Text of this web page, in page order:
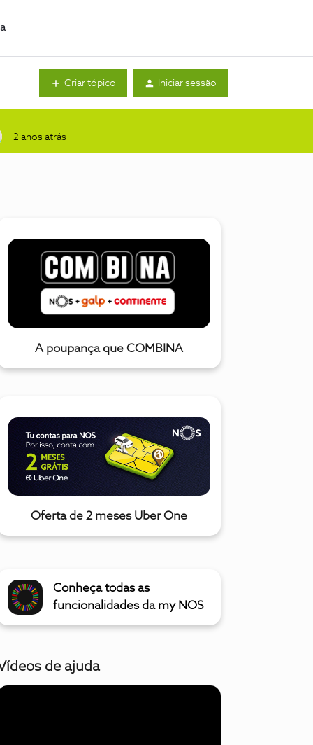
Criar tópico Iniciar sessão
2 anos atrás
A poupança que COMBINA
Oferta de 2 meses Uber One
Conheça todas as
funcionalidades da my NOS
de ajuda